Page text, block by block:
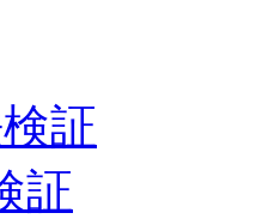
証
証